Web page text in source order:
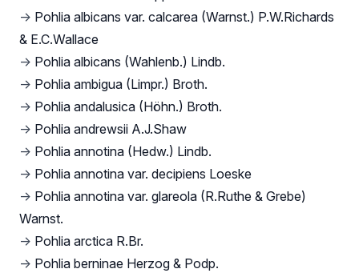
→ Pohlia albicans var. calcarea (Warnst.) P.W.Richards
& E.C.Wallace
→ Pohlia albicans (Wahlenb.) Lindb.
→ Pohlia ambigua (Limpr.) Broth.
→ Pohlia andalusica (Höhn.) Broth.
→ Pohlia andrewsii A.J.Shaw
→ Pohlia annotina (Hedw.) Lindb.
→ Pohlia annotina var. decipiens Loeske
→ Pohlia annotina var. glareola (R.Ruthe & Grebe)
Warnst.
→ Pohlia arctica R.Br.
→ Pohlia berninae Herzog & Podp.